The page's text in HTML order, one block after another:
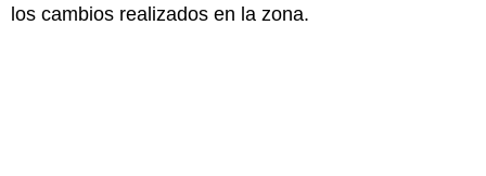
los cambios realizados en la zona.